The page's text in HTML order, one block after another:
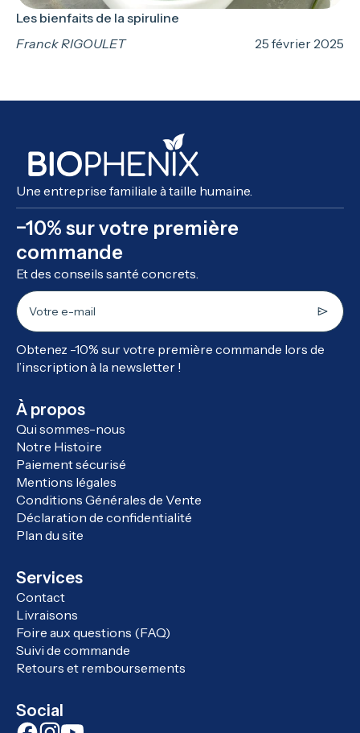
Les bienfaits de la spiruline
Franck RIGOULET
25 février 2025
Une entreprise familiale à taille humaine.
−10% sur votre première
commande
Et des conseils santé concrets.
Votre e-mail
Obtenez -10% sur votre première commande lors de
l’inscription à la newsletter !
À propos
Qui sommes-nous
Notre Histoire
Paiement sécurisé
Mentions légales
Conditions Générales de Vente
Déclaration de confidentialité
Plan du site
Services
Contact
Livraisons
Foire aux questions (FAQ)
Suivi de commande
Retours et remboursements
Social